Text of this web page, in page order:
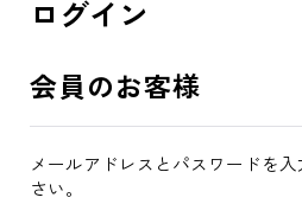
ログイン
会員のお客様
メールアドレスとパスワードを
さい。